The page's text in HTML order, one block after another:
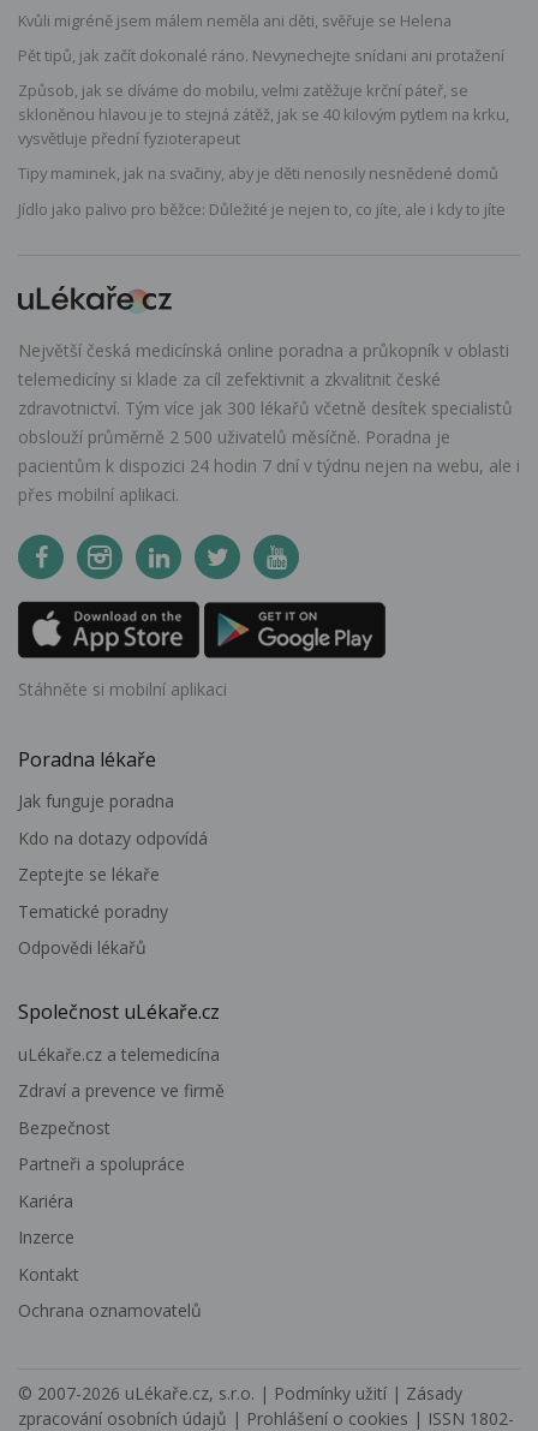
Kvůli migréně jsem málem neměla ani děti, svěřuje se Helena
Pět tipů, jak začít dokonalé ráno. Nevynechejte snídani ani protažení
Způsob, jak se díváme do mobilu, velmi zatěžuje krční páteř, se
skloněnou hlavou je to stejná zátěž, jak se 40 kilovým pytlem na krku,
vysvětluje přední fyzioterapeut
Tipy maminek, jak na svačiny, aby je děti nenosily nesnědené domů
Jídlo jako palivo pro běžce: Důležité je nejen to, co jíte, ale i kdy to jíte
Největší česká medicínská online poradna a průkopník v oblasti
telemedicíny si klade za cíl zefektivnit a zkvalitnit české
zdravotnictví. Tým více jak 300 lékařů včetně desítek specialistů
obslouží průměrně 2 500 uživatelů měsíčně. Poradna je
pacientům k dispozici 24 hodin 7 dní v týdnu nejen na webu, ale i
přes mobilní aplikaci.
Stáhněte si mobilní aplikaci
Poradna lékaře
Jak funguje poradna
Kdo na dotazy odpovídá
Zeptejte se lékaře
Tematické poradny
Odpovědi lékařů
Společnost uLékaře.cz
uLékaře.cz a telemedicína
Zdraví a prevence ve firmě
Bezpečnost
Partneři a spolupráce
Kariéra
Inzerce
Kontakt
Ochrana oznamovatelů
© 2007-2026 uLékaře.cz, s.r.o. | Podmínky užití | Zásady
zpracování osobních údajů | Prohlášení o cookies | ISSN 1802-